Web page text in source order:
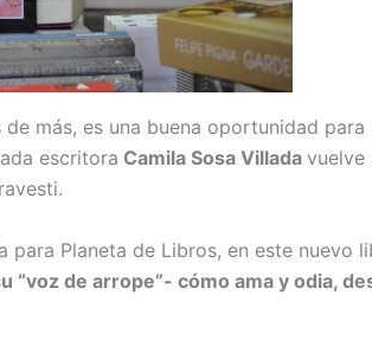
más, es una buena oportunidad para
escritora Camila Sosa Villada vuelve
para Planeta de Libros, en este nuevo
de arrope”- cómo ama y odia,